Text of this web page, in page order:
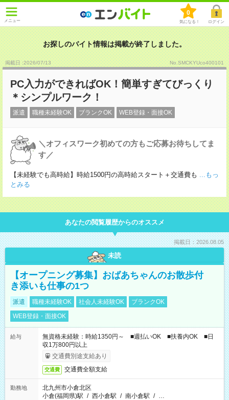
メニュー
0
気になる！ ログイン
お探しのバイト情報は掲載が終了しました。
掲載日 :2026/07/13 No.SMCKYUco400101
PC入力ができればOK！簡単すぎてびっくり
＊シンプルワーク！
派遣 職種未経験OK ブランクOK WEB登録・面接OK
＼オフィスワーク初めての方もご応募お待ちしてま
す／
【未経験でも高時給】時給1500円の高時給スタート＋交通費も ...もっ
とみる
あなたの閲覧履歴からのオススメ
掲載日：2026.08.05
未読
【オープニング募集】おばあちゃんのお散歩付
き添いも仕事の1つ
派遣 職種未経験OK 社会人未経験OK
ブランクOK
WEB登録・面接OK
給与
無資格未経験：時給1350円～ ■週払いOK ■扶養内OK ■日
収1万800円以上
交通費別途支給あり
交通費 交通費全額支給
勤務地
北九州市小倉北区
小倉(福岡県)駅 / 西小倉駅 / 南小倉駅 / …